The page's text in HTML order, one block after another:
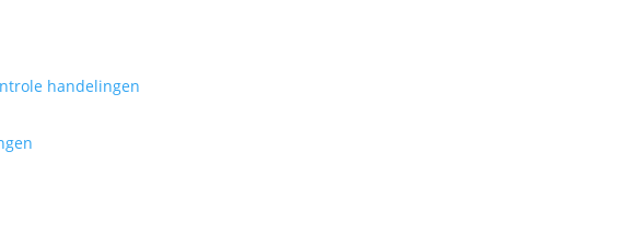
handelingen